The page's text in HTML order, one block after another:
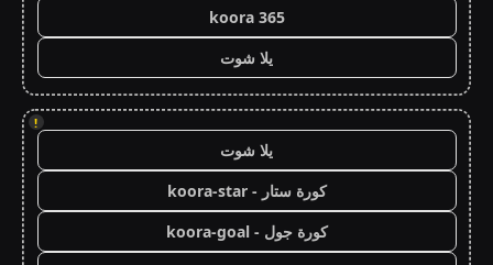
koora 365
يلا شوت
!
يلا شوت
كورة ستار - koora-star
كورة جول - koora-goal